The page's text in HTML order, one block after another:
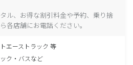
ル、お得な割引料金や予約、乗り捨
各店舗にお電話ください。
エーストラック 等
ック・バスなど